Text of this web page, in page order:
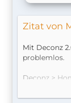
Zitat von
Mit Deconz
problemlos.
Deconz >